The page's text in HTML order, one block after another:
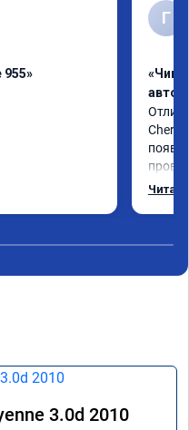
955»
Г
«Чип
Chery
3.0d 2010